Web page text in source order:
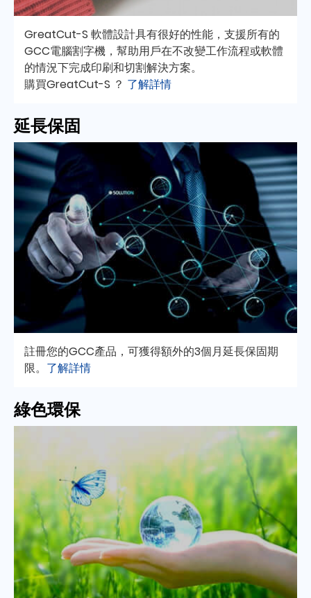
GreatCut-S 軟體設計具有很好的性能，支援所有的
GCC電腦割字機，幫助用戶在不改變工作流程或軟體
的情況下完成印刷和切割解決方案。
購買GreatCut-S ？ 了解詳情
延長保固
註冊您的GCC產品，可獲得額外的3個月延長保固期
限。 了解詳情
綠色環保